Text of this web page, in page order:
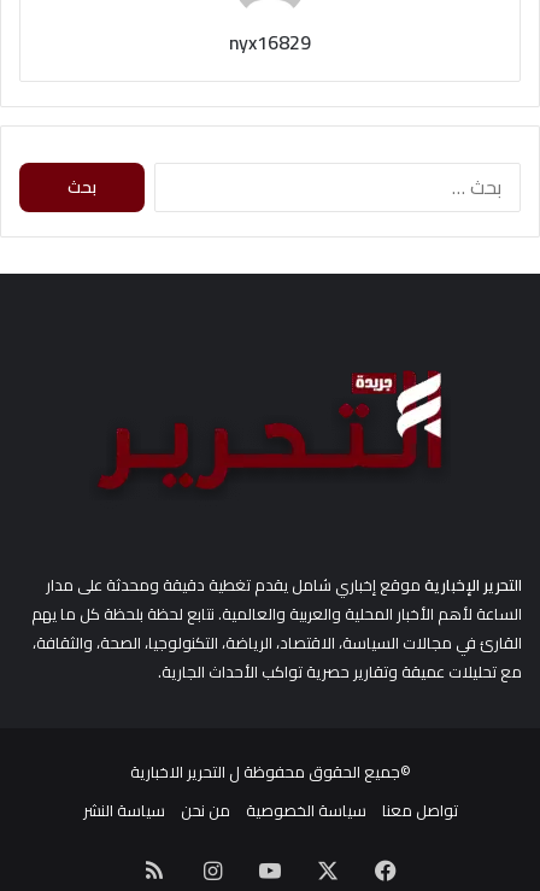
nyx16829
ث
التحرير الإخباريةموقع إخباري شامل يقدم تغطية دقيقة ومحدثة على مدار
الساعة لأهم الأخبار المحلية والعربية والعالمية. نتابع لحظة بلحظة كل ما يهم
القارئ في مجالات السياسة، الاقتصاد، الرياضة، التكنولوجيا، الصحة، والثقافة،
مع تحليلات عميقة وتقارير حصرية تواكب الأحداث الجارية.
©جميع الحقوق محفوظة ل التحرير الاخبارية
تواصل معنا
سياسة الخصوصية من نحن سياسة النشر
فيسبوك ‫YouTube انستقرام